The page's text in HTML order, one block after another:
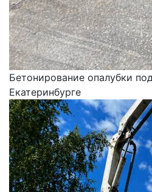
Бетонирование опалубки
Екатеринбурге